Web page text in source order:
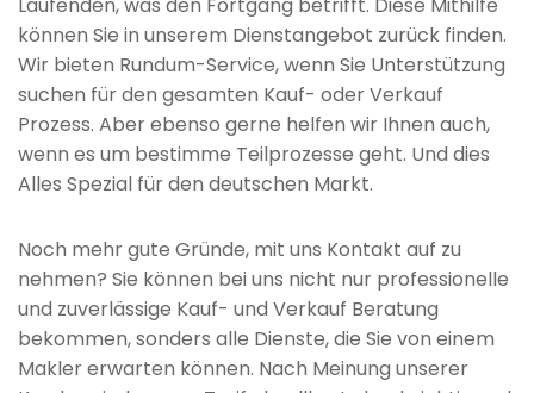
können Sie in unserem Dienstangebot zurück finden.
Wir bieten Rundum-Service, wenn Sie Unterstützung
suchen für den gesamten Kauf- oder Verkauf
Prozess. Aber ebenso gerne helfen wir Ihnen auch,
wenn es um bestimme Teilprozesse geht. Und dies
Alles Spezial für den deutschen Markt.
Noch mehr gute Gründe, mit uns Kontakt auf zu
nehmen? Sie können bei uns nicht nur professionelle
und zuverlässige Kauf- und Verkauf Beratung
bekommen, sonders alle Dienste, die Sie von einem
Makler erwarten können. Nach Meinung unserer